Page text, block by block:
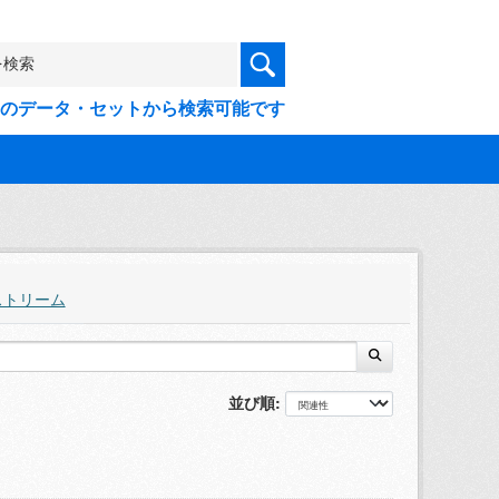
データ・セットから検索可能です
リーム
並び順